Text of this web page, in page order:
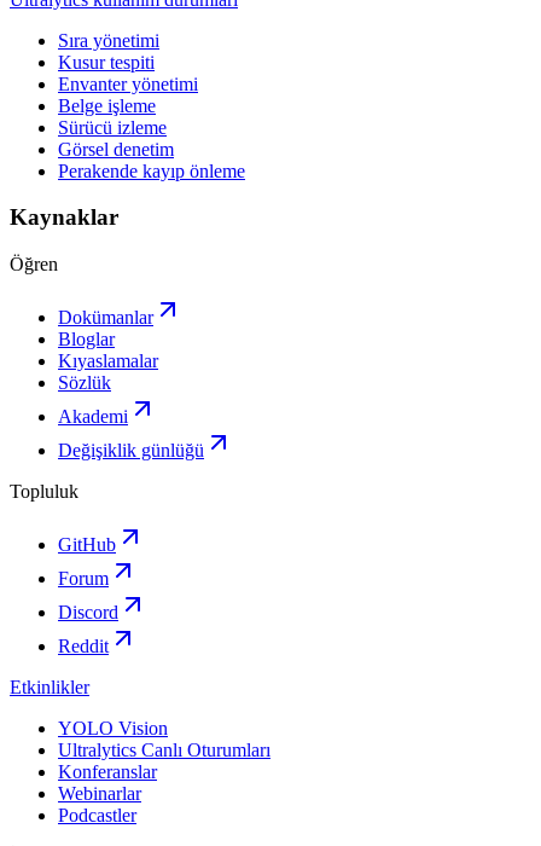
Sıra yönetimi
Kusur tespiti
Envanter yönetimi
Belge işleme
Sürücü izleme
Görsel denetim
Perakende kayıp önleme
Kaynaklar
Öğren
Dokümanlar
Bloglar
Kıyaslamalar
Sözlük
Akademi
Değişiklik günlüğü
Topluluk
GitHub
Forum
Discord
Reddit
Etkinlikler
YOLO Vision
Ultralytics Canlı Oturumları
Konferanslar
Webinarlar
Podcastler